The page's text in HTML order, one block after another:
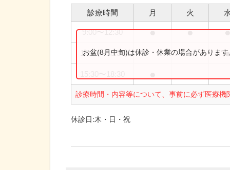
診療時間 月 火
9:00〜12:30 ● ●
14:30〜18:30 ●
診療時間・内容等について、事前に必ず医療機
お盆(8月中旬)は休診・休業の場合がありま
休診日:木・日・祝